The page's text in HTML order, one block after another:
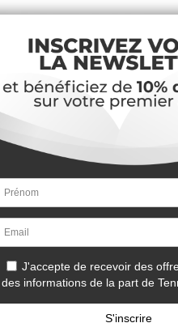
Tee-Shirt Lacoste Tennis
81,00 €
Ce produit est dispnible avec